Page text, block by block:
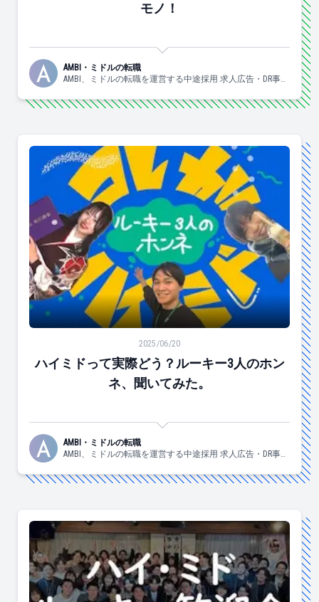
モノ！
AMBI・ミドルの転職
AMBI、ミドルの転職を運営する中途採用 求人広告・DR事業
ハイミドって実際どう？ルーキー3人のホンネ、聞いて
2025/06/20
ハイミドって実際どう？ルーキー3人のホン
ネ、聞いてみた。
AMBI・ミドルの転職
AMBI、ミドルの転職を運営する中途採用 求人広告・DR事業